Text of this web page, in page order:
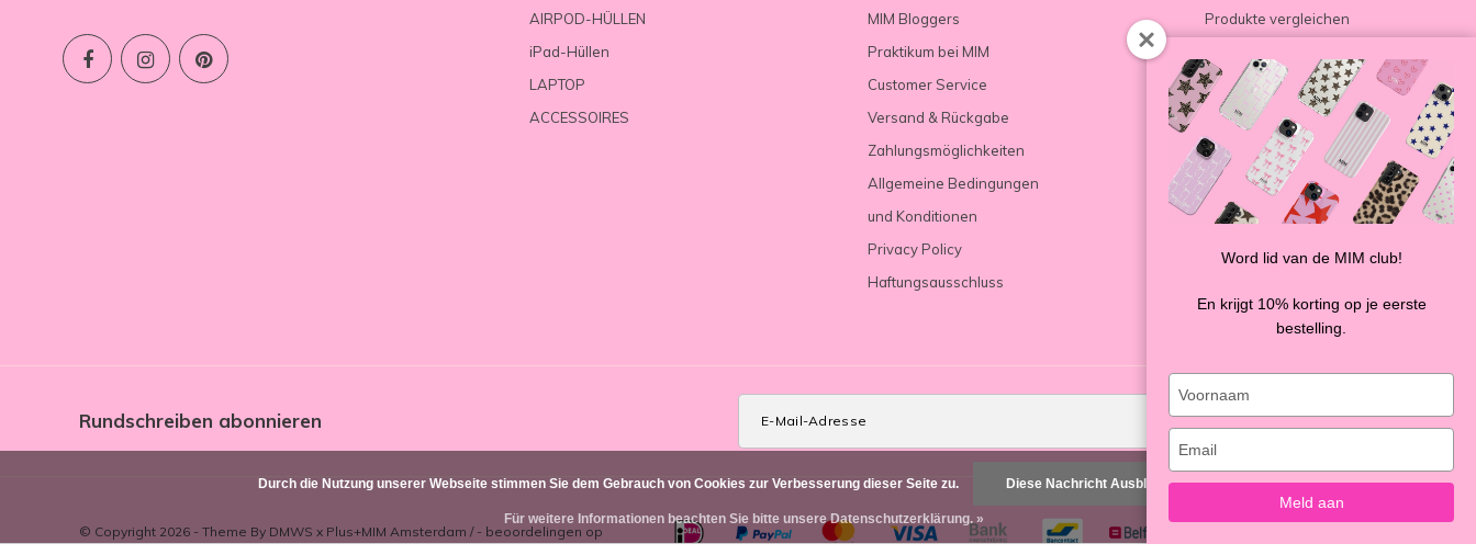
AIRPOD-HÜLLEN
iPad-Hüllen
LAPTOP
ACCESSOIRES
MIM Bloggers
Praktikum bei MIM
Customer Service
Versand & Rückgabe
Zahlungsmöglichkeiten
Allgemeine Bedingungen
und Konditionen
Privacy Policy
Haftungsausschluss
Produkte vergleichen
Rundschreiben abonnieren SENDEN
© Copyright 2026 - Theme By DMWS x Plus+MIM Amsterdam / - beoordelingen op
Word lid van de MIM club!
En krijgt 10% korting op je eerste
bestelling.
name
email
Meld aan
Durch die Nutzung unserer Webseite stimmen Sie dem Gebrauch von Cookies zur Verbesserung dieser Seite zu. Diese Nachricht Ausblenden
Für weitere Informationen beachten Sie bitte unsere Datenschutzerklärung. »